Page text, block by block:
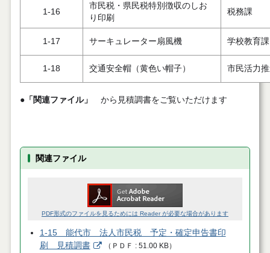
1-16
市民税・県民税特別徴収のしお
り印刷
税務課
1-17 サーキュレーター扇風機 学校教育課
1-18 交通安全帽（黄色い帽子） 市民活力
●「関連ファイル」 から見積調書をご覧いただけます
関連ファイル
PDF形式のファイルを見るためには Reader が必要な場合があります
1-15 能代市 法人市民税 予定・確定申告書印
刷 見積調書
（ ＰＤＦ 51.00 KB）